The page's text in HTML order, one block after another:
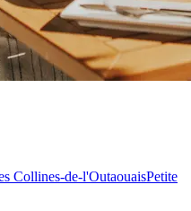
Collines-de-l'OutaouaisPetite